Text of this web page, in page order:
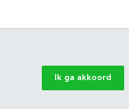
Ik ga akkoord